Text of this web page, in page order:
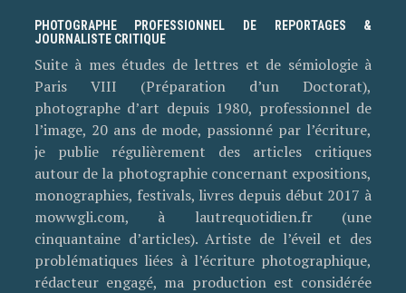
PHOTOGRAPHE PROFESSIONNEL DE REPORTAGES &
JOURNALISTE CRITIQUE
Suite à mes études de lettres et de sémiologie à
Paris VIII (Préparation d’un Doctorat),
photographe d’art depuis 1980, professionnel de
l’image, 20 ans de mode, passionné par l’écriture,
je publie régulièrement des articles critiques
autour de la photographie concernant expositions,
monographies, festivals, livres depuis début 2017 à
mowwgli.com, à lautrequotidien.fr (une
cinquantaine d’articles). Artiste de l’éveil et des
problématiques liées à l’écriture photographique,
rédacteur engagé, ma production est considérée